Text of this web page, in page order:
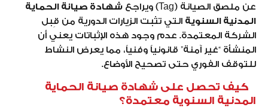
عن ملصق الصيانة (Tag) ويراجع
شهادة صيانة الحماية
المدنية السنوية التي تثبت الزيارات الدورية من قِبل
الشركة المعتمدة. عدم وجود هذه الإثباتات يعني أن
المنشأة “غير آمنة” قانونياً وفنياً، مما يعرض النشاط
للتوقف الفوري حتى تصحيح الأوضاع.
كيف تحصل على شهادة صيانة الحماية
المدنية السنوية معتمدة؟